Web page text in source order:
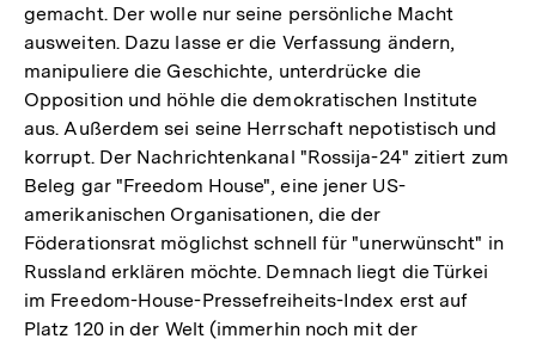
gemacht. Der wolle nur seine persönliche Macht
ausweiten. Dazu lasse er die Verfassung ändern,
manipuliere die Geschichte, unterdrücke die
Opposition und höhle die demokratischen Institute
aus. Außerdem sei seine Herrschaft nepotistisch und
korrupt. Der Nachrichtenkanal "Rossija-24" zitiert zum
Beleg gar "Freedom House", eine jener US-
amerikanischen Organisationen, die der
Föderationsrat möglichst schnell für "unerwünscht" in
Russland erklären möchte. Demnach liegt die Türkei
im Freedom-House-Pressefreiheits-Index erst auf
Platz 120 in der Welt (immerhin noch mit der